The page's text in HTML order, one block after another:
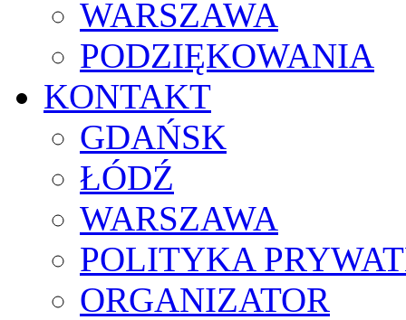
WARSZAWA
PODZIĘKOWANIA
KONTAKT
GDAŃSK
ŁÓDŹ
WARSZAWA
POLITYKA
ORGANIZATOR